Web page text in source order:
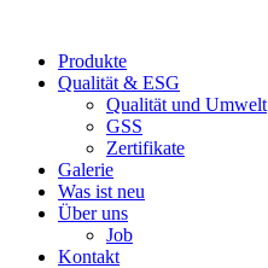
Produkte
Qualität & ESG
Qualität und Umwelt
GSS
Zertifikate
Galerie
Was ist neu
Über uns
Job
Kontakt